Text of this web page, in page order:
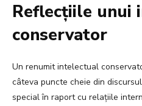
Reflecțiile unui
conservator
Un renumit intelectual
câteva puncte cheie din
special în raport cu relațiile